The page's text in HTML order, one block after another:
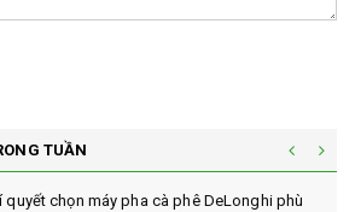
TUẦN
quyết chọn máy pha cà phê DeLonghi phù